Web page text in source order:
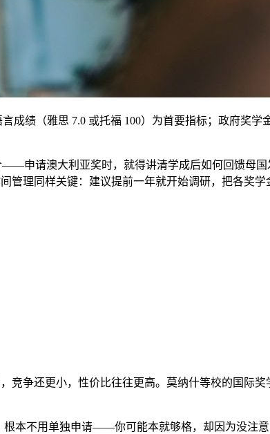
成绩（雅思 7.0 或托福 100）为首要指标；政府奖
申请澳大利亚奖时，就得讲清学成后如何回馈母
管理同样关键：建议提前一年就开始调研，把各奖
竞争还更小，性价比往往更高。莫纳什等校的国际
本不用单独申请——你可能本就够格，却因为没注意